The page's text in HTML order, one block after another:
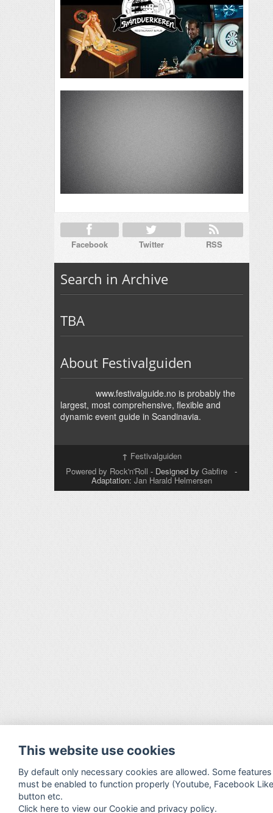
Facebook Twitter RSS
Search in Archive
TBA
About Festivalguiden
www.festivalguide.no is probably the
largest, most comprehensive, flexible and
dynamic event guide in Scandinavia.
↑ Festivalguiden
Powered by Rock'n'Roll - Designed by Gabfire -
Adaptation: Jan Harald Helmersen
This website use cookies
By default only necessary cookies are allowed. Some features
must be enabled to function properly (Youtube, Facebook
button etc.
Click here to view our Cookie and privacy policy.